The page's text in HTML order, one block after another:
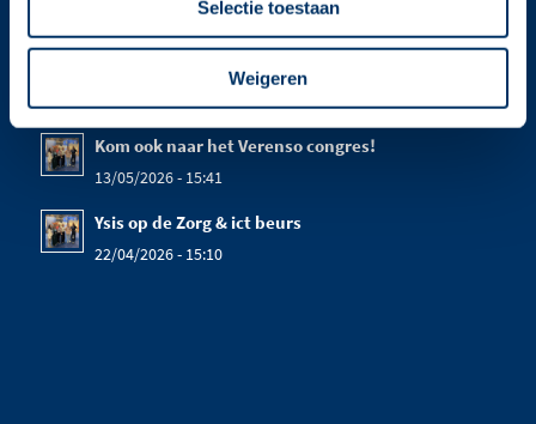
Selectie toestaan
Weigeren
Kom ook naar het Verenso congres!
13/05/2026 - 15:41
Ysis op de Zorg & ict beurs
22/04/2026 - 15:10